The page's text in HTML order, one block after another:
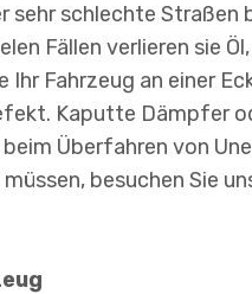
sehr schlechte
Fällen verlieren sie
Fahrzeug an einer
Kaputte Dämpfer
Überfahren von
besuchen Sie